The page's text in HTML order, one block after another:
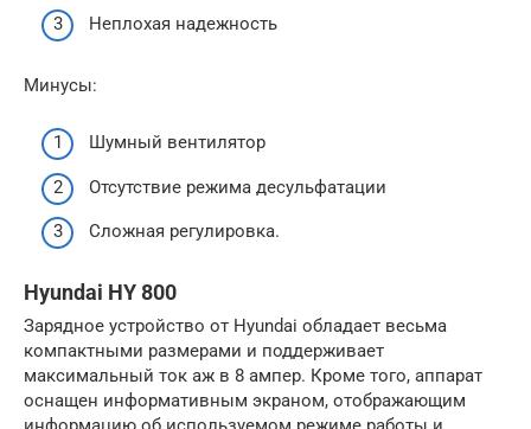
Неплохая надежность
Минусы:
Шумный вентилятор
Отсутствие режима десульфатации
Сложная регулировка.
Hyundai HY 800
Зарядное устройство от Hyundai обладает весьма
компактными размерами и поддерживает
максимальный ток аж в 8 ампер. Кроме того, аппарат
оснащен информативным экраном, отображающим